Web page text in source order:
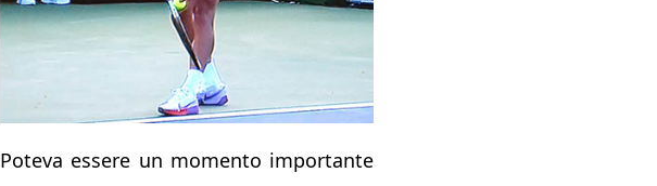
Poteva essere un momento importante